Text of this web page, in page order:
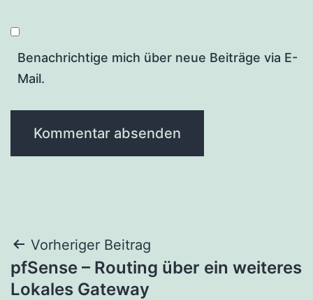
Benachrichtige mich über neue Beiträge via E-
Mail.
Beitragsnavigation
Vorheriger Beitrag
pfSense – Routing über ein weiteres
Lokales Gateway